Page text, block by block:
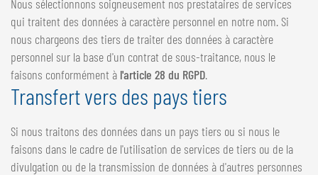
Nous sélectionnons soigneusement nos prestataires de services
qui traitent des données à caractère personnel en notre nom. Si
nous chargeons des tiers de traiter des données à caractère
personnel sur la base d'un contrat de sous-traitance, nous le
faisons conformément à l'article 28 du RGPD.
Transfert vers des pays tiers
Si nous traitons des données dans un pays tiers ou si nous le
faisons dans le cadre de l'utilisation de services de tiers ou de la
divulgation ou de la transmission de données à d'autres personnes